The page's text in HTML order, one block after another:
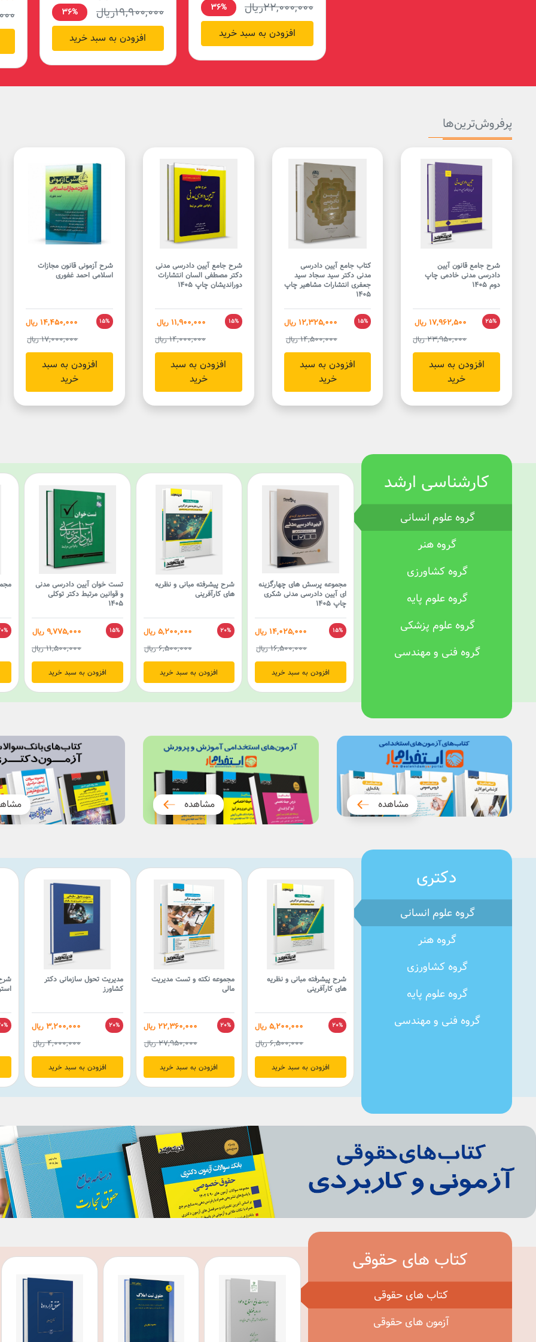
22,000,000ریال 36%
افزودن به سبد خرید
19,900,000ریال 36%
افزودن به سبد خرید
پرفروش‌ترین‌ها
شرح جامع قانون آیین
دادرسی مدنی خادمی چاپ
دوم 1405
25%
17,962,500 ریال
23,950,000 ریال
افزودن به سبد
خرید
کتاب جامع آیین دادرسی
مدنی دکتر سید سجاد سید
جعفری انتشارات مشاهیر چاپ
1405
15%
12,325,000 ریال
14,500,000 ریال
افزودن به سبد
خرید
شرح جامع آیین دادرسی مدنی
دکتر مصطفی السان انتشارات
دوراندیشان چاپ 1405
15%
11,900,000 ریال
14,000,000 ریال
افزودن به سبد
خرید
شرح آزمونی قانون مجازات
اسلامی احمد غفوری
15%
14,450,000 ریال
17,000,000 ریال
افزودن به سبد
خرید
کارشناسی ارشد
گروه علوم انسانی
گروه هنر
گروه کشاورزی
گروه علوم پایه
گروه علوم پزشکی
گروه فنی و مهندسی
مجموعه پرسش های چهارگزینه
ای آیین دادرسی مدنی شکری
چاپ 1405
15%
14,025,000 ریال
16,500,000 ریال
افزودن به سبد خرید
شرح پیشرفته مبانی و نظریه
های کارآفرینی
20%
5,200,000 ریال
6,500,000 ریال
افزودن به سبد خرید
تست خوان آیین دادرسی مدنی
و قوانین مرتبط دکتر توکلی
1405
15%
9,775,000 ریال
11,500,000 ریال
افزودن به سبد خرید
مشاهده مشاهده
دکتری
گروه علوم انسانی
گروه هنر
گروه کشاورزی
گروه علوم پایه
گروه فنی و مهندسی
شرح پیشرفته مبانی و نظریه
های کارآفرینی
20%
5,200,000 ریال
6,500,000 ریال
افزودن به سبد خرید
مجموعه نکته و تست مدیریت
مالی
20%
22,360,000 ریال
27,950,000 ریال
افزودن به سبد خرید
مدیریت تحول سازمانی دکتر
کشاورز
20%
3,200,000 ریال
4,000,000 ریال
افزودن به سبد خرید
کتاب های حقوقی
کتاب های حقوقی
آزمون های حقوقی